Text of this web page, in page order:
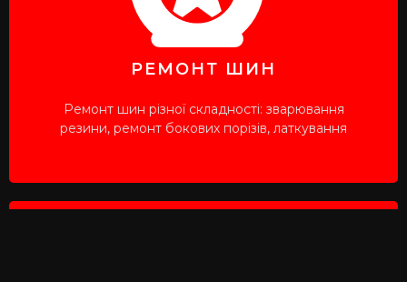
РЕМОНТ ШИН
Ремонт шин різної складності: зварювання
резини, ремонт бокових порізів, латкування
Оберіть зручний для Вас час та місце
ЗАПИСАТИСЯ